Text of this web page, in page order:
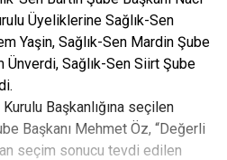
Üyeliklerine Sağlık-Sen
Yaşin, Sağlık-Sen Mardin Şube
Ünverdi, Sağlık-Sen Siirt Şube
Başkanlığına seçilen
Başkanı Mehmet Öz, “Değerli
seçim sonucu tevdi edilen